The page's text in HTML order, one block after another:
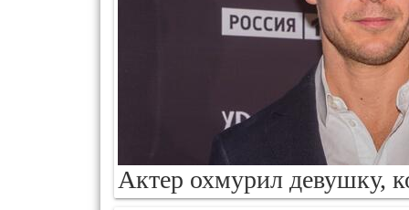
Актер охмурил девушку,